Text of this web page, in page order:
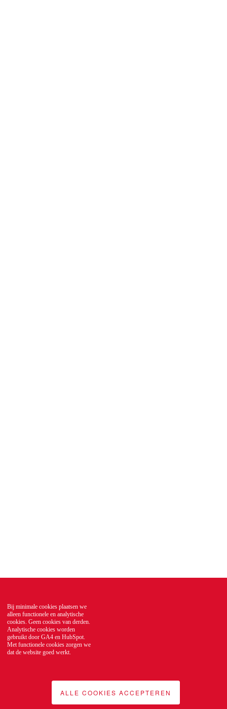
Bij minimale cookies plaatsen we
alleen functionele en analytische
cookies. Geen cookies van derden.
Analytische cookies worden
gebruikt door GA4 en HubSpot.
Met functionele cookies zorgen we
dat de website goed werkt.
ALLE COOKIES ACCEPTEREN